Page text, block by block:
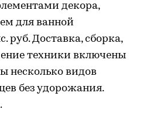
декора,
для ванной
руб. Доставка, сборка,
техники включены
несколько видов
без удорожания.